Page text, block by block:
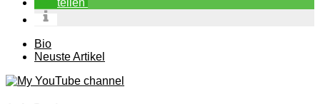
The
following
tabs
Bio
Neuste Artikel